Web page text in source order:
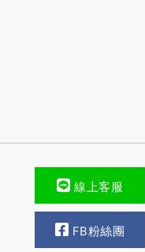
線上客服
FB粉絲團